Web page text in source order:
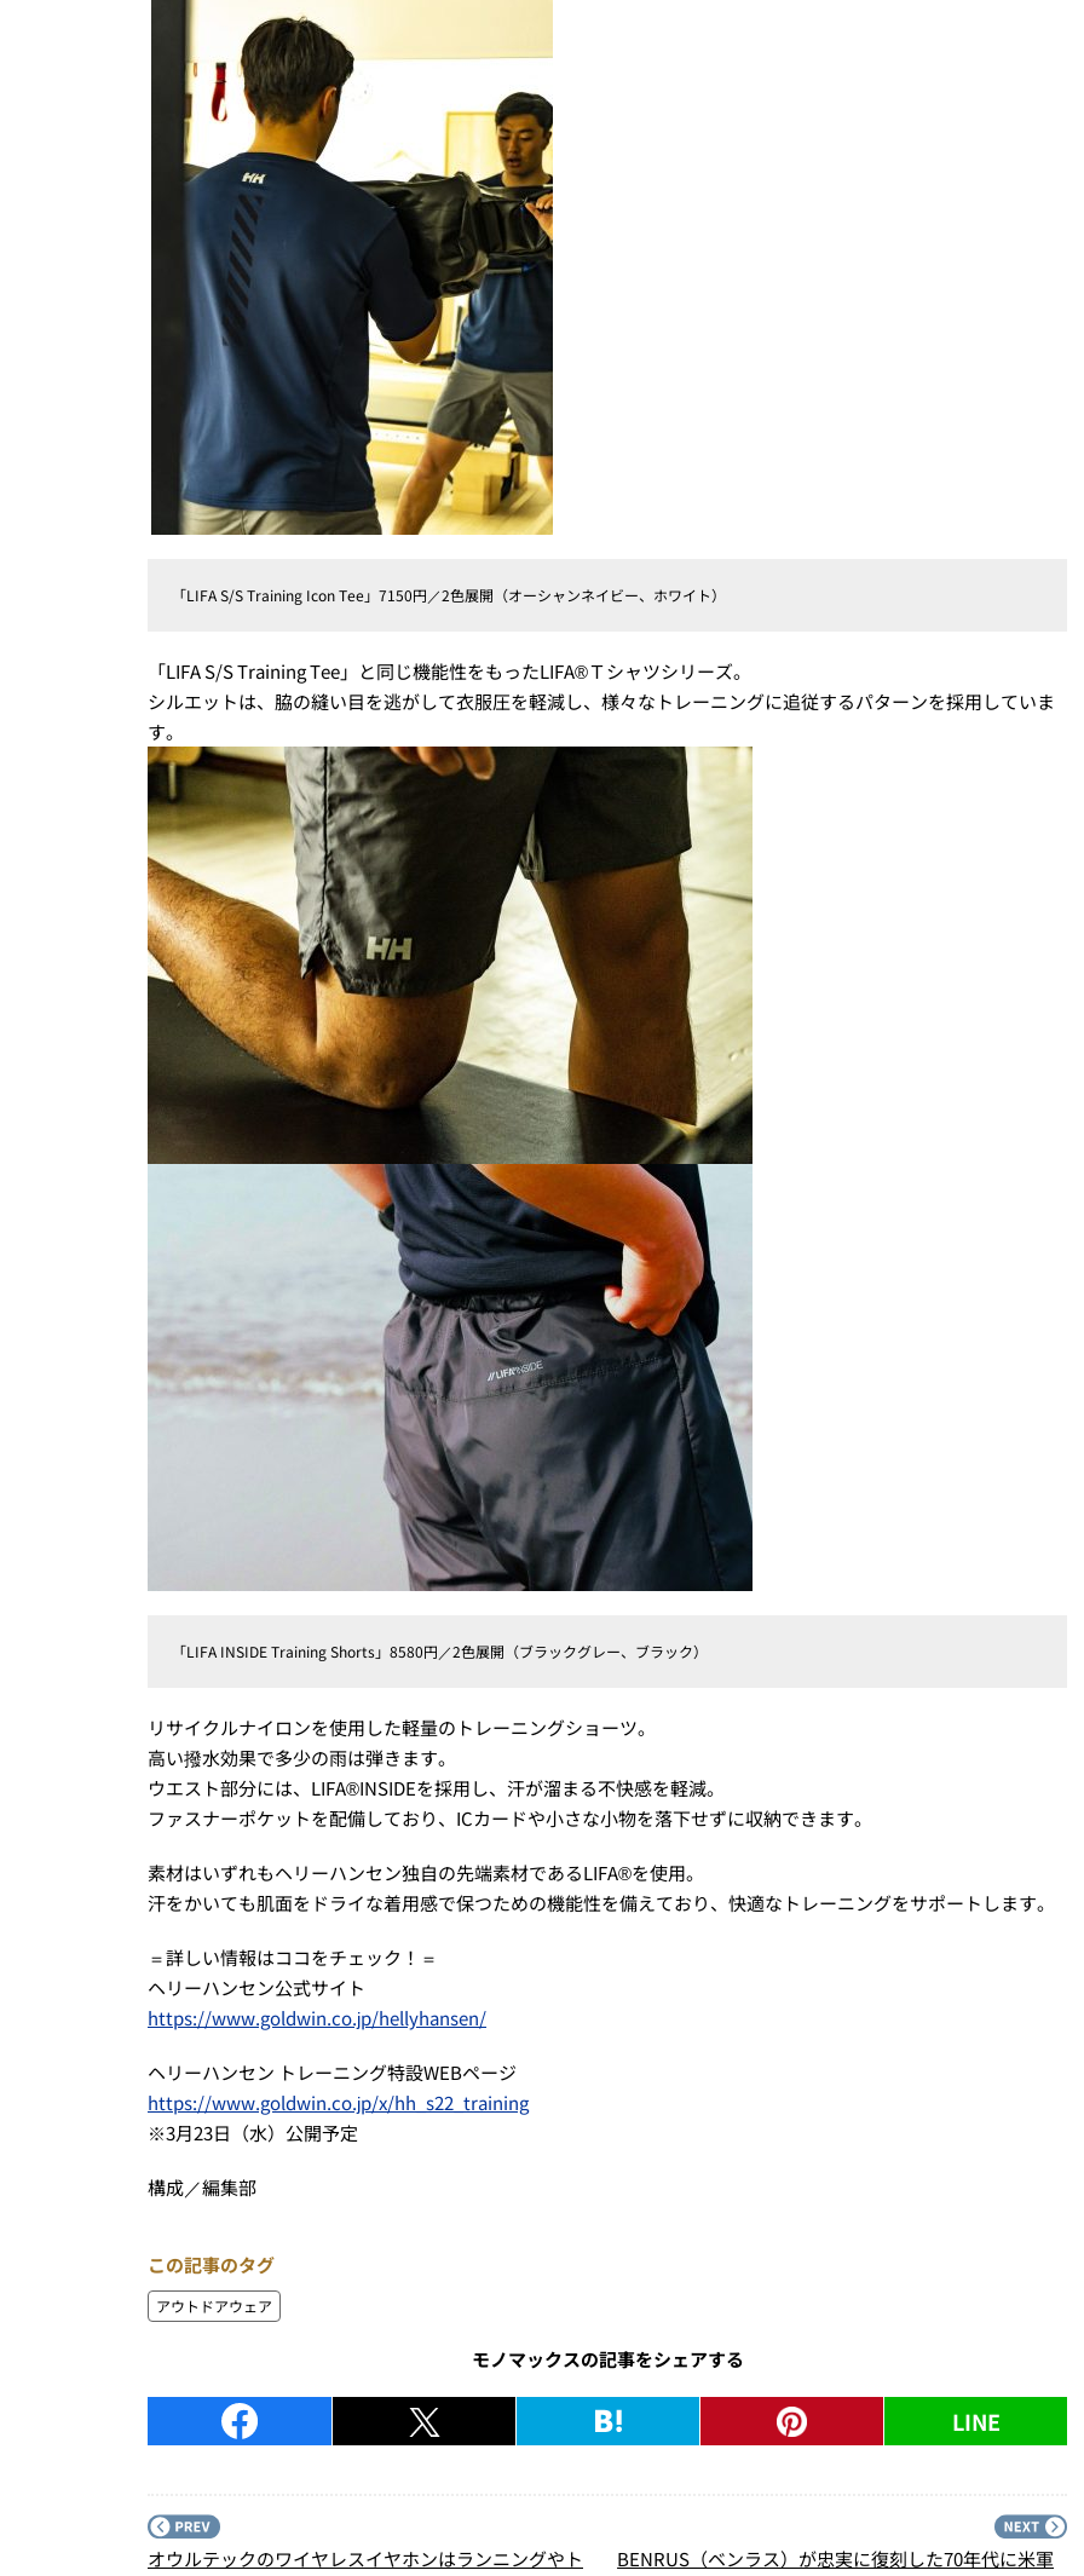
「LIFA S/S Training Icon Tee」7150円／2色展開（オーシャンネイビー、ホワイト）
「LIFA S/S Training Tee」と同じ機能性をもったLIFA®Ｔシャツシリーズ。
シルエットは、脇の縫い目を逃がして衣服圧を軽減し、様々なトレーニングに追従するパターンを採用していま
す。
「LIFA INSIDE Training Shorts」8580円／2色展開（ブラックグレー、ブラック）
リサイクルナイロンを使用した軽量のトレーニングショーツ。
高い撥水効果で多少の雨は弾きます。
ウエスト部分には、LIFA®INSIDEを採用し、汗が溜まる不快感を軽減。
ファスナーポケットを配備しており、ICカードや小さな小物を落下せずに収納できます。
素材はいずれもヘリーハンセン独自の先端素材であるLIFA®を使用。
汗をかいても肌面をドライな着用感で保つための機能性を備えており、快適なトレーニングをサポートします。
＝詳しい情報はココをチェック！＝
ヘリーハンセン公式サイト
https://www.goldwin.co.jp/hellyhansen/
ヘリーハンセン トレーニング特設WEBページ
https://www.goldwin.co.jp/x/hh_s22_training
※3月23日（水）公開予定
構成／編集部
この記事のタグ
アウトドアウェア
モノマックスの記事をシェアする
LINE
オウルテックのワイヤレスイヤホンはランニングやト
BENRUS（ベンラス）が忠実に復刻した70年代に米軍